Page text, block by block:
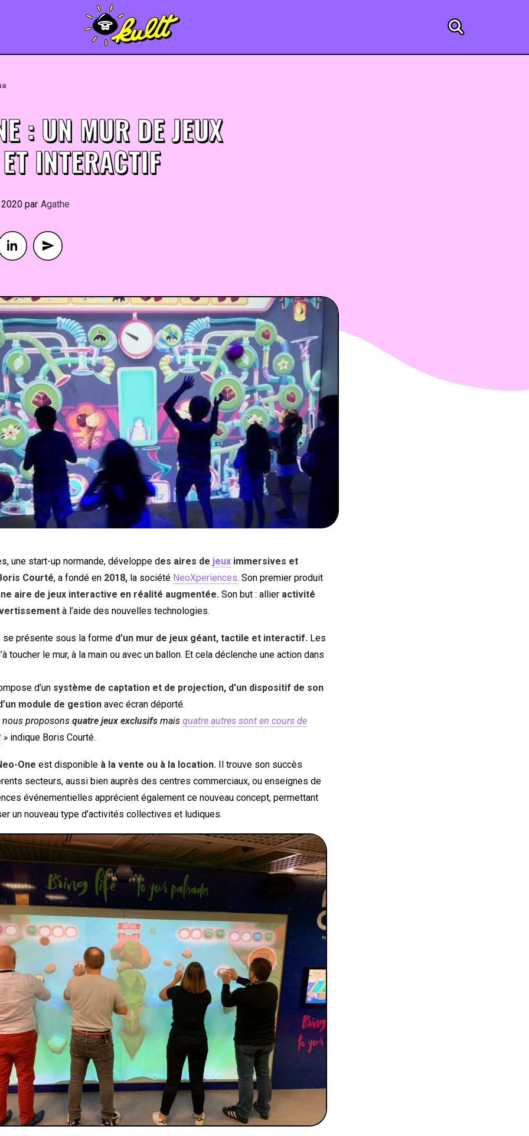
: UN MUR DE JEUX
INTERACTIF
By Agathe
, une start-up normande, développe des aires de jeux immersives et
Courté, a fondé en 2018, la société NeoXperiences. Son premier produit
ne aire de jeux interactive en réalité augmentée. Son but : allier activité
à l’aide des nouvelles technologies.
se présente sous la forme d’un mur de jeux géant, tactile et interactif. Les
toucher le mur, à la main ou avec un ballon. Et cela déclenche une action dans
d’un système de captation et de projection, d’un dispositif de son
module de gestion avec écran déporté.
nous proposons quatre jeux exclusifs mais quatre autres sont en cours de
» indique Boris Courté.
One est disponible à la vente ou à la location. Il trouve son succès
secteurs, aussi bien auprès des centres commerciaux, ou enseignes de
événementielles apprécient également ce nouveau concept, permettant
un nouveau type d’activités collectives et ludiques.